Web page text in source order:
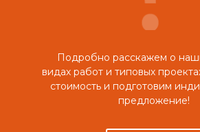
Подробно расскажем о
видах работ и типовых
стоимость и подготовим
предложение!